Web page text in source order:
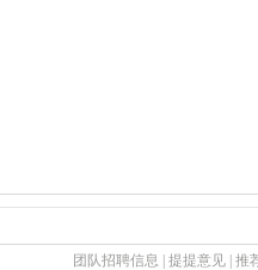
团队招聘信息 提提意见 推